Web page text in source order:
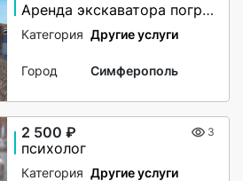
Аренда экскаватора погрузчика JCB 5CX
Категория Другие услуги
Город Симферополь
2 500 ₽ 3
психолог
Категория Другие услуги